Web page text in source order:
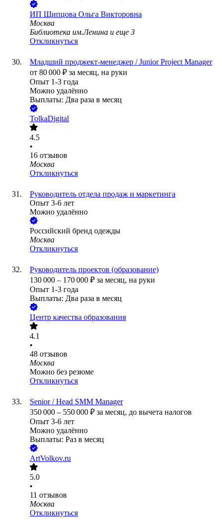
ИП Щипцова Ольга Викторовна
Москва
Библиотека им.Ленина и еще 3
Откликнуться
Младший проджект-менеджер / Junior Project Manager
от 80 000 ₽ за месяц, на руки
Опыт 1-3 года
Можно удалённо
Выплаты: Два раза в месяц
TolkaDigital
4.5
•
16 отзывов
Москва
Откликнуться
Руководитель отдела продаж и маркетинга
Опыт 3-6 лет
Можно удалённо
Российский бренд одежды
Москва
Откликнуться
Руководитель проектов (образование)
130 000 – 170 000 ₽ за месяц, на руки
Опыт 1-3 года
Выплаты: Два раза в месяц
Центр качества образования
4.1
•
48 отзывов
Москва
Можно без резюме
Откликнуться
Senior / Head SMM Manager
350 000 – 550 000 ₽ за месяц, до вычета налогов
Опыт 3-6 лет
Можно удалённо
Выплаты: Раз в месяц
ArtVolkov.ru
5.0
•
11 отзывов
Москва
Откликнуться